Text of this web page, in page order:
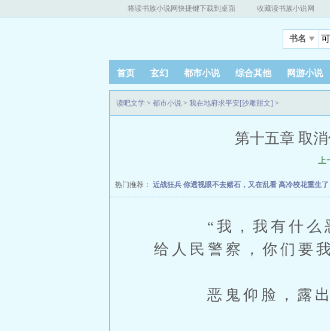
将读书族小说网快捷键下载到桌面 收藏读书族小说网
书名
首页 玄幻 都市小说 综合其他 网游小说
读吧文学 > 都市小说 > 我在地府求平安[沙雕甜文] >
第十五章 取
上
热门推荐： 近战狂兵 你透视眼不去赌石，又在乱看 高冷校花重生
“我，我有什么恶
给人民警察，你们要
恶鬼仰脸，露出